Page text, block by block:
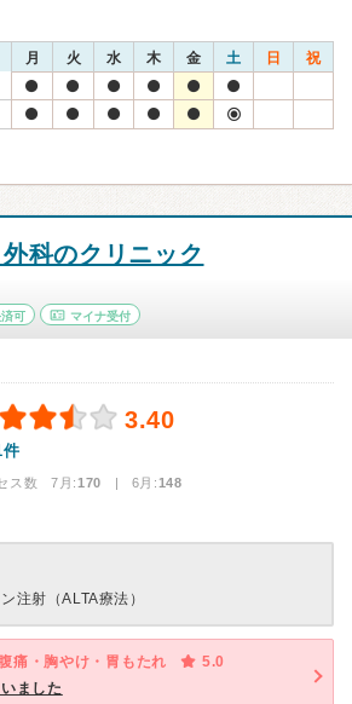
月 火 水 木 金 土 日 祝
科のクリニック
可 マイナ受付
3.40
件
ス数 7月:170 | 6月:148
注射（ALTA療法）
痛・胸やけ・胃もたれ
5.0
ました